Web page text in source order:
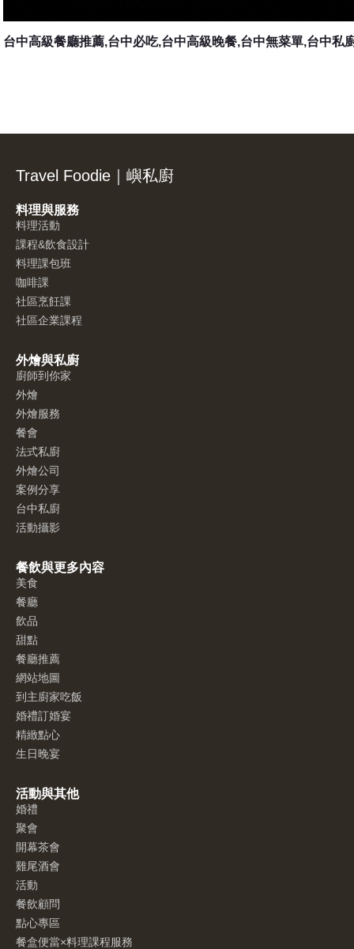
台中高級餐廳推薦,台中必吃,台中高級晚餐,台中無菜單,台中私
Travel Foodie｜嶼私廚
料理與服務
料理活動
課程&飲食設計
料理課包班
咖啡課
社區烹飪課
社區企業課程
外燴與私廚
廚師到你家
外燴
外燴服務
餐會
法式私廚
外燴公司
案例分享
台中私廚
活動攝影
餐飲與更多內容
美食
餐廳
飲品
甜點
餐廳推薦
網站地圖
到主廚家吃飯
婚禮訂婚宴
精緻點心
生日晚宴
活動與其他
婚禮
聚會
開幕茶會
雞尾酒會
活動
餐飲顧問
點心專區
餐盒便當×料理課程服務